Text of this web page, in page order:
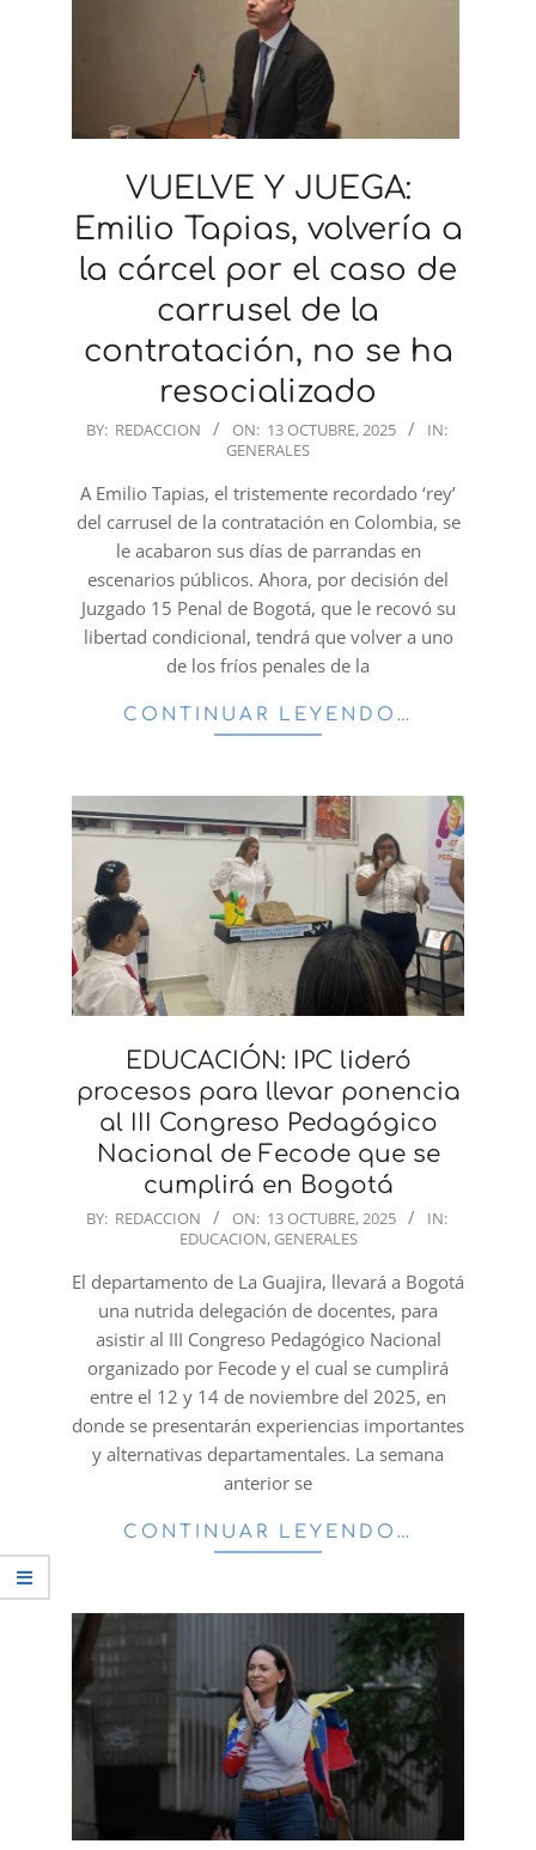
VUELVE Y JUEGA:
Emilio Tapias, volvería a
la cárcel por el caso de
carrusel de la
contratación, no se ha
resocializado
2025-
13
BY: REDACCION ON: 13 OCTUBRE, 2025
IN:
GENERALES
A Emilio Tapias, el tristemente recordado ‘rey’
del carrusel de la contratación en Colombia, se
le acabaron sus días de parrandas en
escenarios públicos. Ahora, por decisión del
Juzgado 15 Penal de Bogotá, que le recovó su
libertad condicional, tendrá que volver a uno
de los fríos penales de la
CONTINUAR LEYENDO…
EDUCACIÓN: IPC lideró
procesos para llevar ponencia
al III Congreso Pedagógico
Nacional de Fecode que se
cumplirá en Bogotá
2025-
13
BY: REDACCION ON: 13 OCTUBRE, 2025
IN:
EDUCACION, GENERALES
El departamento de La Guajira, llevará a Bogotá
una nutrida delegación de docentes, para
asistir al III Congreso Pedagógico Nacional
organizado por Fecode y el cual se cumplirá
entre el 12 y 14 de noviembre del 2025, en
donde se presentarán experiencias importantes
y alternativas departamentales. La semana
anterior se
CONTINUAR LEYENDO…